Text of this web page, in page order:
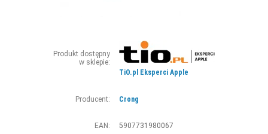
Produkt dostępny
w sklepie:
TiO.pl Eksperci Apple
Producent: Crong
EAN: 5907731980067